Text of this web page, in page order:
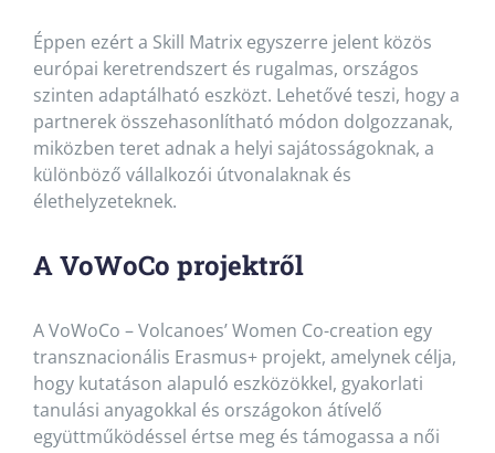
Éppen ezért a Skill Matrix egyszerre jelent közös
európai keretrendszert és rugalmas, országos
szinten adaptálható eszközt. Lehetővé teszi, hogy a
partnerek összehasonlítható módon dolgozzanak,
miközben teret adnak a helyi sajátosságoknak, a
különböző vállalkozói útvonalaknak és
élethelyzeteknek.
A VoWoCo projektről
A VoWoCo – Volcanoes’ Women Co-creation egy
transznacionális Erasmus+ projekt, amelynek célja,
hogy kutatáson alapuló eszközökkel, gyakorlati
tanulási anyagokkal és országokon átívelő
együttműködéssel értse meg és támogassa a női